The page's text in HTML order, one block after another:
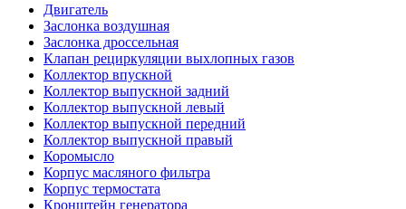
Двигатель
Заслонка воздушная
Заслонка дроссельная
Клапан рециркуляции выхлопных газов
Коллектор впускной
Коллектор выпускной задний
Коллектор выпускной левый
Коллектор выпускной передний
Коллектор выпускной правый
Коромысло
Корпус масляного фильтра
Корпус термостата
Кронштейн генератора